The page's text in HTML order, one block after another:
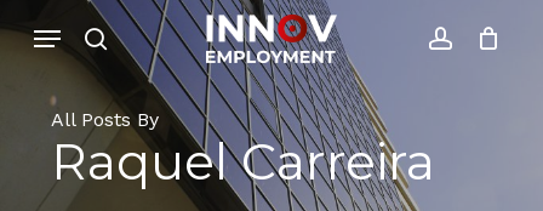
to
content
search account
Menu
Cesto de Compras Close
All Posts By
Raquel Carreira
Menu